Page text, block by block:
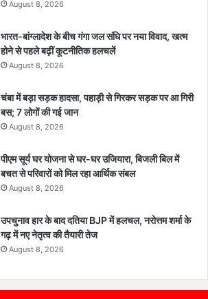
August 8, 2026
भारत-बांग्लादेश के बीच गंगा जल संधि पर नया विवाद, खत्म
होने से पहले बढ़ीं कूटनीतिक हलचलें
August 8, 2026
चंबा में बड़ा सड़क हादसा, पहाड़ी से गिरकर सड़क पर आ गिरी
बस; 7 लोगों की गई जान
August 8, 2026
पीएम सूर्य घर योजना से घर-घर उजियारा, बिजली बिल में
बचत से परिवारों को मिल रहा आर्थिक संबल
August 8, 2026
उपचुनाव हार के बाद दतिया BJP में हलचल, नरोत्तम शर्मा के
गढ़ में नए नेतृत्व की तैयारी तेज
August 8, 2026